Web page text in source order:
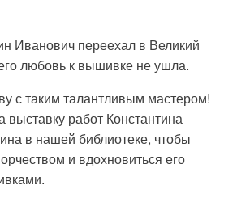
Иванович переехал в Великий
любовь к вышивке не ушла.
с таким талантливым мастером!
работ Константина
в нашей библиотеке, чтобы
и вдохновиться его